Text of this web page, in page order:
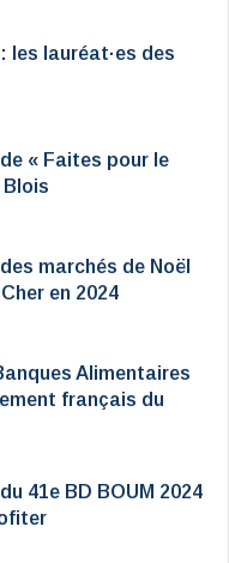
les lauréat·es des
« Faites pour le
Blois
marchés de Noël
en 2024
Alimentaires
français du
41e BD BOUM 2024